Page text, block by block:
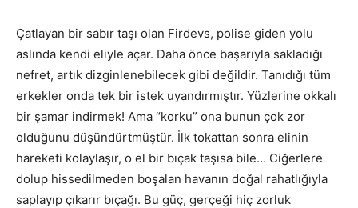
Çatlayan bir sabır taşı olan Firdevs, polise giden yolu
aslında kendi eliyle açar. Daha önce başarıyla sakladığı
nefret, artık dizginlenebilecek gibi değildir. Tanıdığı tüm
erkekler onda tek bir istek uyandırmıştır. Yüzlerine okkalı
bir şamar indirmek! Ama “korku” ona bunun çok zor
olduğunu düşündürtmüştür. İlk tokattan sonra elinin
hareketi kolaylaşır, o el bir bıçak taşısa bile… Ciğerlere
dolup hissedilmeden boşalan havanın doğal rahatlığıyla
saplayıp çıkarır bıçağı. Bu güç, gerçeği hiç zorluk